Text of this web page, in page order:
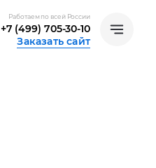
Работаем по всей России
+7 (499) 705-30-10
Заказать сайт